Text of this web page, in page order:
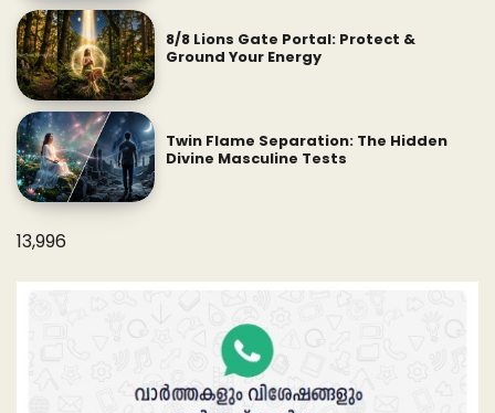
8/8 Lions Gate Portal: Protect &
Ground Your Energy
Twin Flame Separation: The Hidden
Divine Masculine Tests
13,996